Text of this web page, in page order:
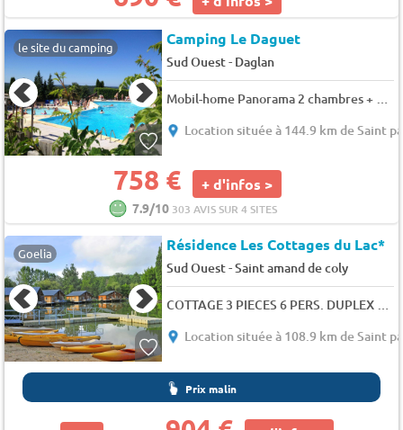
le site du camping Camping Le Daguet
Sud Ouest- Daglan
Mobil-home Panorama 2 chambres + terrasse - 4 pers.
Location située à 144.9 km de Saint
758 € + d'infos >
7.9/10 303 AVIS SUR 4 SITES
Goelia Résidence Les Cottages du Lac*
Sud Ouest-Saint amand de coly
COTTAGE 3 PIECES 6 PERS. DUPLEX PARC
Location située à 108.9 km de Saint
Prix malin